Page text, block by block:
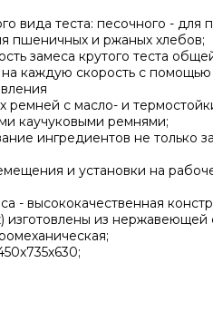
вида теста: песочного -
пшеничных и ржаных хлебов;
замеса крутого теста
каждую скорость с
ремней с масло- и
каучуковыми ремнями;
ингредиентов не только
и установки на
- высококачественная
изготовлены из нержавеющей